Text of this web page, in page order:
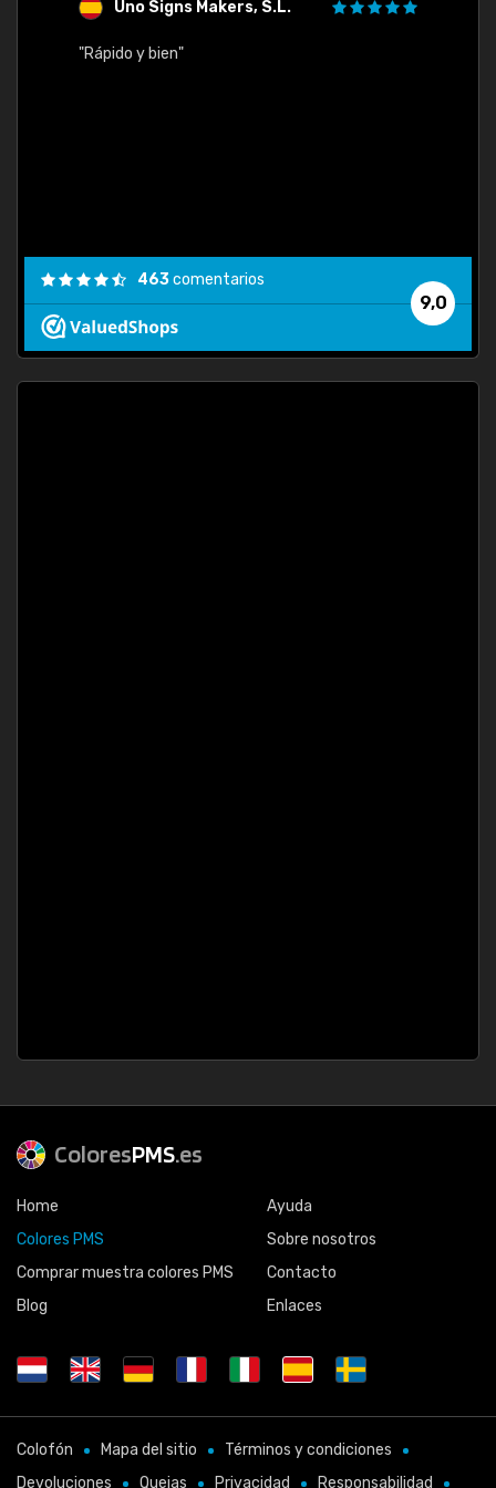
Uno Signs Makers, S.L.
"Rápido y bien"
9,0
463comentarios
ColoresPMS.es
Home
Colores PMS
Comprar muestra colores PMS
Blog
Ayuda
Sobre nosotros
Contacto
Enlaces
Colofón Mapa del sitio
Términos y condiciones
Devoluciones
Quejas Privacidad Responsabilidad